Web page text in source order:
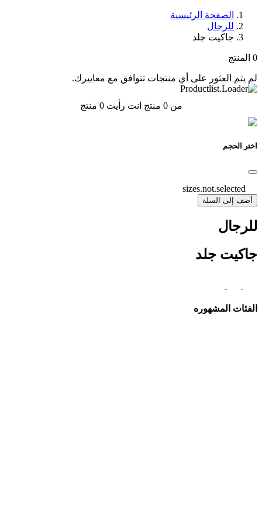
الصفحة الرئيسية
للرجال
جاكيت جلد
0 المنتج
لم يتم العثور على أي منتجات تتوافق مع معاييرك.
من 0 منتج انت رأيت 0 منتج
اختر الحجم
sizes.not.selected
أضف إلى السلة
للرجال
جاكيت جلد
الفئات المشهوره